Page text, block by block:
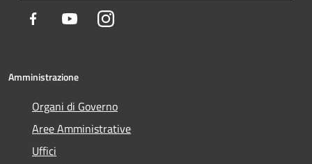
Facebook YoutubeInstagram
Amministrazione
Organi di Governo
Aree Amministrative
Uffici